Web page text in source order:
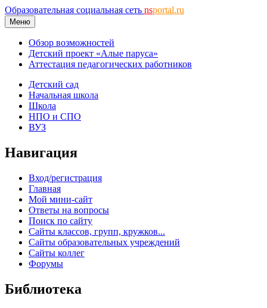
Образовательная социальная сеть nsportal.ru
Меню
Обзор возможностей
Детский проект «Алые паруса»
Аттестация педагогических работников
Детский сад
Начальная школа
Школа
НПО и СПО
ВУЗ
Навигация
Вход/регистрация
Главная
Мой мини-сайт
Ответы на вопросы
Поиск по сайту
Сайты классов, групп, кружков...
Сайты образовательных учреждений
Сайты коллег
Форумы
Библиотека